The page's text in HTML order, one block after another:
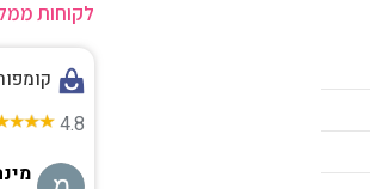
לקוחות
4.8
משלוח חינם ברכישה מעל 850